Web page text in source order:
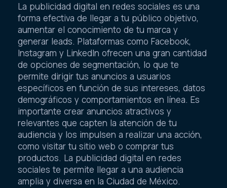
La publicidad digital en redes sociales es una
forma efectiva de llegar a tu público objetivo,
aumentar el conocimiento de tu marca y
generar leads. Plataformas como Facebook,
Instagram y LinkedIn ofrecen una gran cantidad
de opciones de segmentación, lo que te
permite dirigir tus anuncios a usuarios
específicos en función de sus intereses, datos
demográficos y comportamientos en línea. Es
importante crear anuncios atractivos y
relevantes que capten la atención de tu
audiencia y los impulsen a realizar una acción,
como visitar tu sitio web o comprar tus
productos. La publicidad digital en redes
sociales te permite llegar a una audiencia
amplia y diversa en la Ciudad de México.